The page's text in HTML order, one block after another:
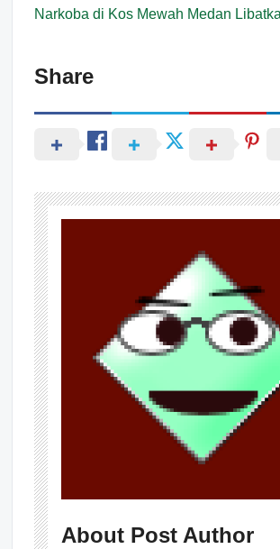
Narkoba di Kos Mewah Medan
Share
About Post Author